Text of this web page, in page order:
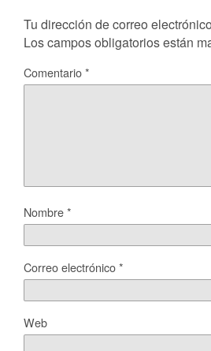
Tu dirección de correo
Los campos obligatorios están
Comentario*
Nombre*
Correo electrónico*
Web